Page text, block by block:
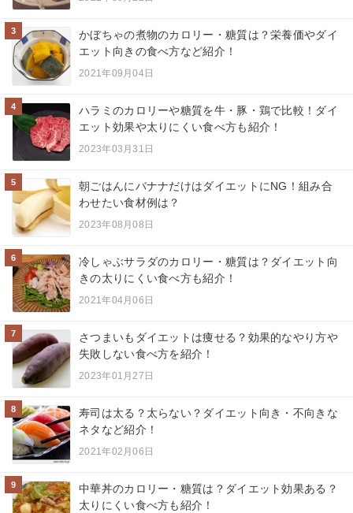
3
かぼちゃの煮物のカロリー・糖質は？栄養価やダイ
エット向きの食べ方など紹介！
2021年09月04日
4
ハラミのカロリーや糖質を牛・豚・鶏で比較！ダイ
エット効果や太りにくい食べ方も紹介！
2023年03月31日
5
朝ごはんにバナナだけはダイエットにNG！組み合
わせたい食材例は？
2023年08月08日
6
冷しゃぶサラダのカロリー・糖質は？ダイエット向
きの太りにくい食べ方も紹介！
2021年04月06日
7
さつまいもダイエットは痩せる？効果的なやり方や
失敗しない食べ方を紹介！
2023年01月27日
8
寿司は太る？太らない？ダイエット向き・不向きな
ネタなど紹介！
2021年02月06日
9
中華丼のカロリー・糖質は？ダイエット効果ある？
太りにくい食べ方も紹介！